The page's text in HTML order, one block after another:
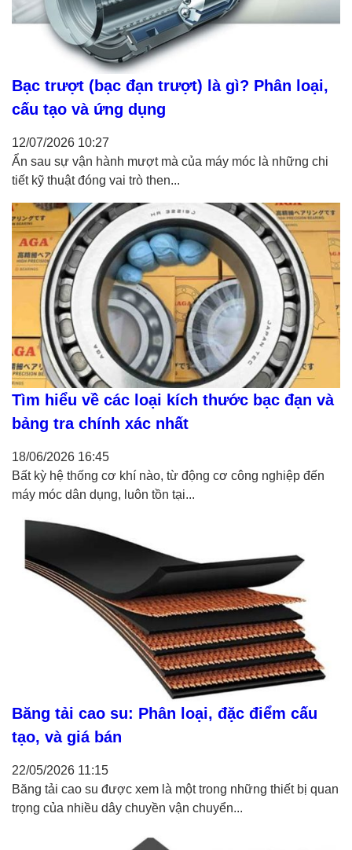
Bạc trượt (bạc đạn trượt) là gì? Phân loại,
cấu tạo và ứng dụng
12/07/2026 10:27
Ẩn sau sự vận hành mượt mà của máy móc là những chi
tiết kỹ thuật đóng vai trò then...
Tìm hiểu về các loại kích thước bạc đạn và
bảng tra chính xác nhất
18/06/2026 16:45
Bất kỳ hệ thống cơ khí nào, từ động cơ công nghiệp đến
máy móc dân dụng, luôn tồn tại...
Băng tải cao su: Phân loại, đặc điểm cấu
tạo, và giá bán
22/05/2026 11:15
Băng tải cao su được xem là một trong những thiết bị quan
trọng của nhiều dây chuyền vận chuyển...